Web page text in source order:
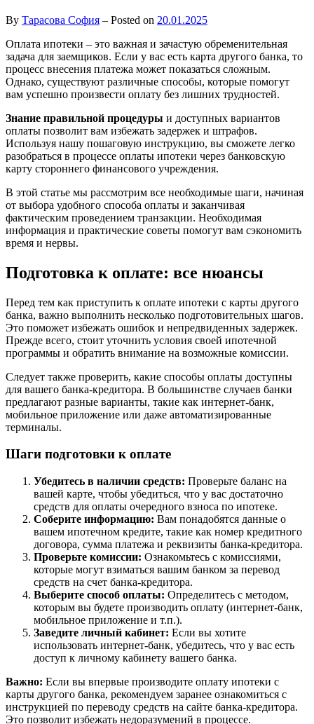
By Тарасова София – Posted on 20.01.2025
Оплата ипотеки – это важная и зачастую обременительная
задача для заемщиков. Если у вас есть карта другого банка, то
процесс внесения платежа может показаться сложным.
Однако, существуют различные способы, которые помогут
вам успешно произвести оплату без лишних трудностей.
Знание правильной процедуры и доступных вариантов
оплаты позволит вам избежать задержек и штрафов.
Используя нашу пошаговую инструкцию, вы сможете легко
разобраться в процессе оплаты ипотеки через банковскую
карту стороннего финансового учреждения.
В этой статье мы рассмотрим все необходимые шаги, начиная
от выбора удобного способа оплаты и заканчивая
фактическим проведением транзакции. Необходимая
информация и практические советы помогут вам сэкономить
время и нервы.
Подготовка к оплате: все нюансы
Перед тем как приступить к оплате ипотеки с карты другого
банка, важно выполнить несколько подготовительных шагов.
Это поможет избежать ошибок и непредвиденных задержек.
Прежде всего, стоит уточнить условия своей ипотечной
программы и обратить внимание на возможные комиссии.
Следует также проверить, какие способы оплаты доступны
для вашего банка-кредитора. В большинстве случаев банки
предлагают разные варианты, такие как интернет-банк,
мобильное приложение или даже автоматизированные
терминалы.
Шаги подготовки к оплате
Убедитесь в наличии средств: Проверьте баланс на
вашей карте, чтобы убедиться, что у вас достаточно
средств для оплаты очередного взноса по ипотеке.
Соберите информацию: Вам понадобятся данные о
вашем ипотечном кредите, такие как номер кредитного
договора, сумма платежа и реквизиты банка-кредитора.
Проверьте комиссии: Ознакомьтесь с комиссиями,
которые могут взиматься вашим банком за перевод
средств на счет банка-кредитора.
Выберите способ оплаты: Определитесь с методом,
которым вы будете производить оплату (интернет-банк,
мобильное приложение и т.п.).
Заведите личный кабинет: Если вы хотите
использовать интернет-банк, убедитесь, что у вас есть
доступ к личному кабинету вашего банка.
Важно: Если вы впервые производите оплату ипотеки с
карты другого банка, рекомендуем заранее ознакомиться с
инструкцией по переводу средств на сайте банка-кредитора.
Это позволит избежать недоразумений в процессе.